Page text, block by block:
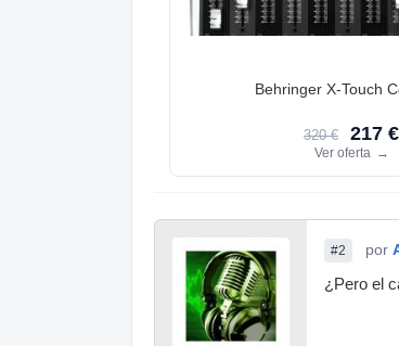
Behringer X-Touch
320 € 217 €
Ver oferta →
#2 por
¿Pero el